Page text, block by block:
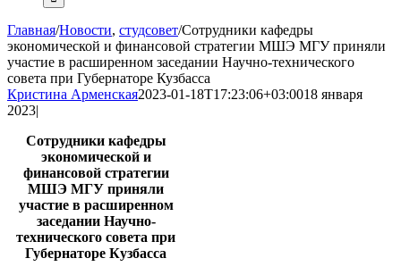
Главная/Новости, студсовет/Сотрудники кафедры
экономической и финансовой стратегии МШЭ МГУ приняли
участие в расширенном заседании Научно-технического
совета при Губернаторе Кузбасса
Кристина Арменская2023-01-18T17:23:06+03:0018 января
2023|
Сотрудники кафедры
экономической и
финансовой стратегии
МШЭ МГУ приняли
участие в расширенном
заседании Научно-
технического совета при
Губернаторе Кузбасса